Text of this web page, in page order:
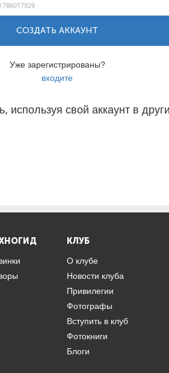
СОЗДАТЬ АККАУНТ
Уже зарегистрированы?
входите
используя свой аккаунт в
КЛУБ
О клубе
Новости клуба
Привилегии
Фотографы
Вступить в клуб
Фотокниги
Блоги